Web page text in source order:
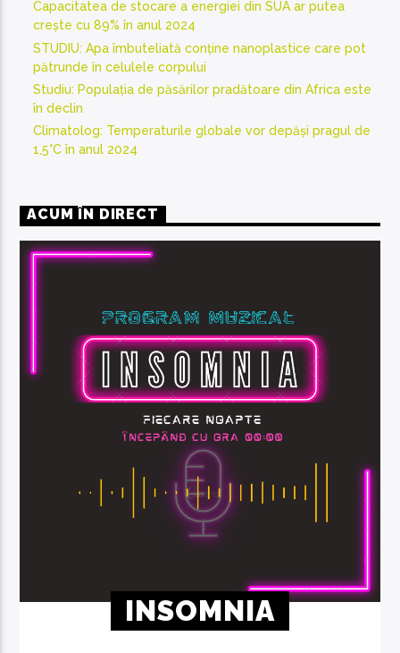
Capacitatea de stocare a energiei din SUA ar putea
crește cu 89% în anul 2024
STUDIU: Apa îmbuteliată conține nanoplastice care pot
pătrunde în celulele corpului
Studiu: Populația de păsărilor pradătoare din Africa este
în declin
Climatolog: Temperaturile globale vor depăși pragul de
1,5°C în anul 2024
ACUM ÎN DIRECT
INSOMNIA